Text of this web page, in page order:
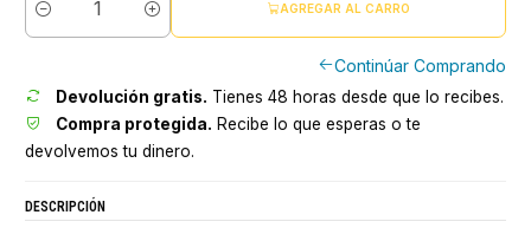
Cantidad
AGREGAR AL CARRO
Continúar Comprando
Devolución gratis. Tienes 48 horas desde que lo recibes.
Compra protegida. Recibe lo que esperas o te
devolvemos tu dinero.
DESCRIPCIÓN